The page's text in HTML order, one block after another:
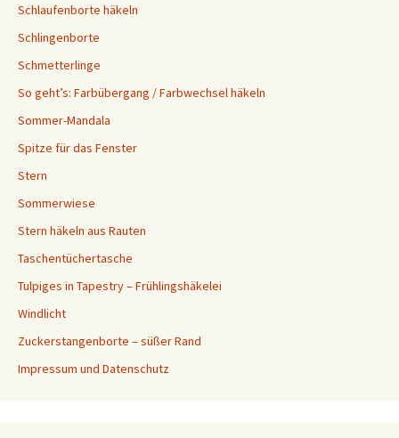
Schlaufenborte häkeln
Schlingenborte
Schmetterlinge
So geht’s: Farbübergang / Farbwechsel häkeln
Sommer-Mandala
Spitze für das Fenster
Stern
Sommerwiese
Stern häkeln aus Rauten
Taschentüchertasche
Tulpiges in Tapestry – Frühlingshäkelei
Windlicht
Zuckerstangenborte – süßer Rand
Impressum und Datenschutz